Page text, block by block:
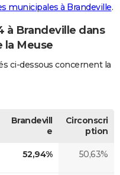
municipales à Brandeville.
à Brandeville dans
la Meuse
ci-dessous concernent la
Brandevill
e
Circonscri
ption
52,94% 50,63%